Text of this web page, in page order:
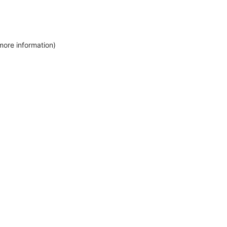
information)